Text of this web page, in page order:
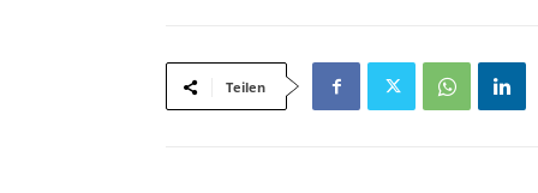
Teilen